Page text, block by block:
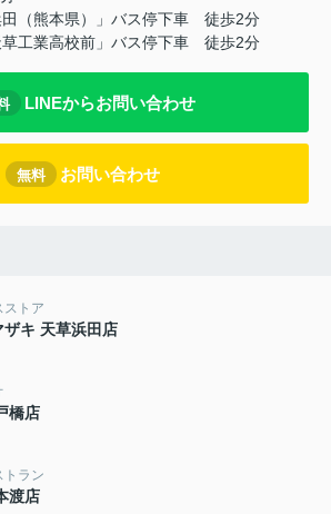
田（熊本県）」バス停下車 徒歩2分
草工業高校前」バス停下車 徒歩2分
LINEからお問い合わせ
無料 お問い合わせ
ストア
キ 天草浜田店
橋店
トラン
渡店